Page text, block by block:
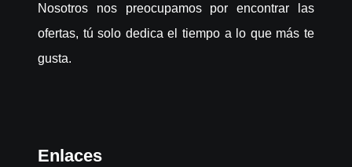
Nosotros nos preocupamos por encontrar las
ofertas, tú solo dedica el tiempo a lo que más te
gusta.
Enlaces